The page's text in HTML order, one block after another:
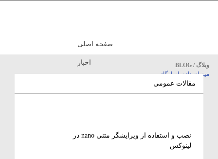
وبلاگ / BLOG
میزبان داده پاسارگاد
صفحه اصلی
اخبار
مقالات عمومی
نصب و استفاده از ویرایشگر متنی nano در
لینوکس